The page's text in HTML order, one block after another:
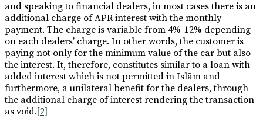
and speaking to financial dealers, in most cases there is an
additional charge of APR interest with the monthly
payment. The charge is variable from 4%-12% depending
on each dealers’ charge. In other words, the customer is
paying not only for the minimum value of the car but also
the interest. It, therefore, constitutes similar to a loan with
added interest which is not permitted in Islām and
furthermore, a unilateral benefit for the dealers, through
the additional charge of interest rendering the transaction
as void.[2]